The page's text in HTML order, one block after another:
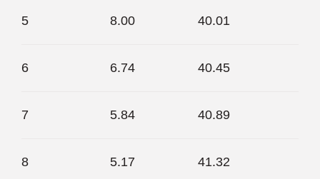
5 8.00 40.01
6 6.74 40.45
7 5.84 40.89
8 5.17 41.32